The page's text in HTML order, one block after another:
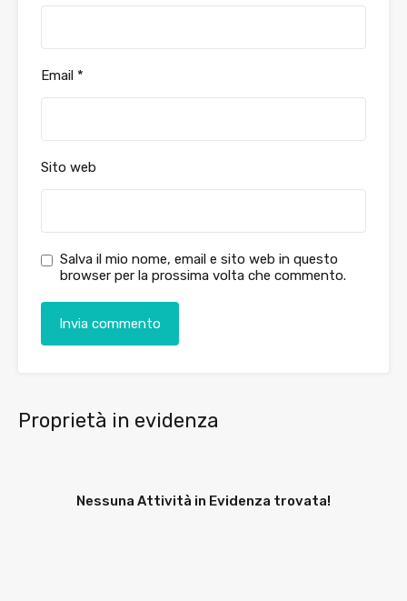
Email *
Sito web
Salva il mio nome, email e sito web in questo
browser per la prossima volta che commento.
Proprietà in evidenza
Nessuna Attività in Evidenza trovata!